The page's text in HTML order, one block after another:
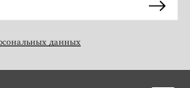
данных